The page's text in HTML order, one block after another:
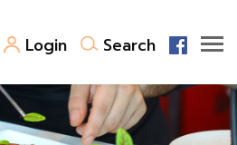
Login Search